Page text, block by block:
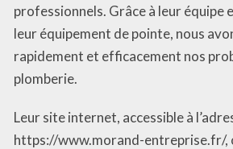
professionnels. Grâce à leur équipe
leur équipement de pointe, nous
rapidement et efficacement nos
plomberie.
Leur site internet, accessible à
https://www.morand-entreprise.fr/,